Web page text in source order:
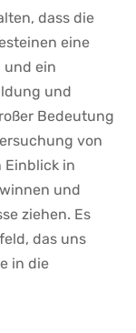
dass die‌
eine
und ein
und
Bedeutung
von
Einblick in
und
ziehen. ‌Es
das uns
in ​die